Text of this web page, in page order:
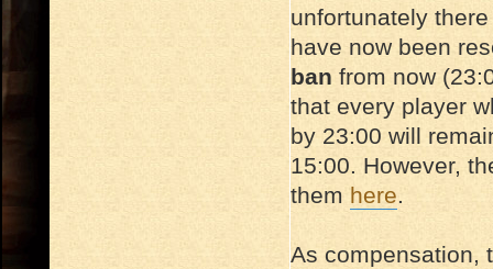
unfortunately
have now been
ban from now
that every player
by 23:00 will
15:00. However,
them here.
As compensation,